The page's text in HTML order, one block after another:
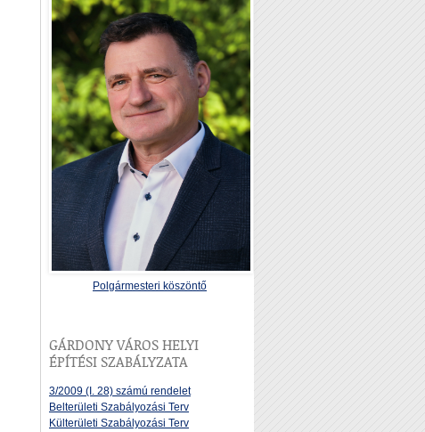
Polgármesteri köszöntő
GÁRDONY VÁROS HELYI
ÉPÍTÉSI SZABÁLYZATA
3/2009 (I. 28) számú rendelet
Belterületi Szabályozási Terv
Külterületi Szabályozási Terv